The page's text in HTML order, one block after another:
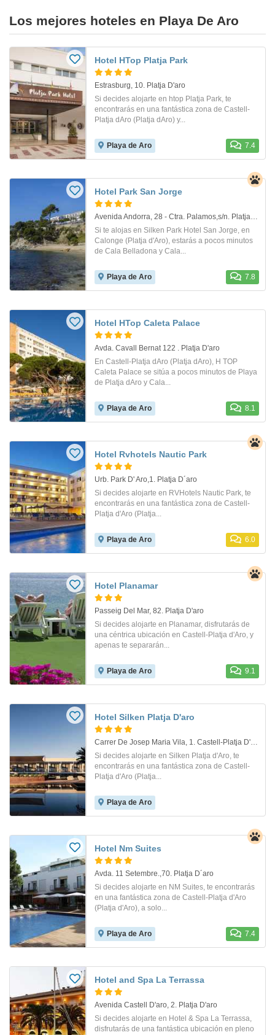
Los mejores hoteles en Playa De Aro
Hotel HTop Platja Park
Estrasburg, 10. Platja D'aro
Si decides alojarte en htop Platja Park, te
encontrarás en una fantástica zona de Castell-
Platja dAro (Platja dAro) y...
Playa de Aro 7.4
Hotel Park San Jorge
Avenida Andorra, 28 - Ctra. Palamos,s/n. Platja D´aro
Si te alojas en Silken Park Hotel San Jorge, en
Calonge (Platja d'Aro), estarás a pocos minutos
de Cala Belladona y Cala...
Playa de Aro 7.8
Hotel HTop Caleta Palace
Avda. Cavall Bernat 122 . Platja D'aro
En Castell-Platja dAro (Platja dAro), H TOP
Caleta Palace se sitúa a pocos minutos de Playa
de Platja dAro y Cala...
Playa de Aro 8.1
Hotel Rvhotels Nautic Park
Urb. Park D' Aro,1. Platja D´aro
Si decides alojarte en RVHotels Nautic Park, te
encontrarás en una fantástica zona de Castell-
Platja d'Aro (Platja...
Playa de Aro 6.0
Hotel Planamar
Passeig Del Mar, 82. Platja D'aro
Si decides alojarte en Planamar, disfrutarás de
una céntrica ubicación en Castell-Platja d'Aro, y
apenas te separarán...
Playa de Aro 9.1
Hotel Silken Platja D'aro
Carrer De Josep Maria Vila, 1. Castell-Platja D'aro
Si decides alojarte en Silken Platja d'Aro, te
encontrarás en una fantástica zona de Castell-
Platja d'Aro (Platja...
Playa de Aro
Hotel Nm Suites
Avda. 11 Setembre.,70. Platja D´aro
Si decides alojarte en NM Suites, te encontrarás
en una fantástica zona de Castell-Platja d'Aro
(Platja d'Aro), a solo...
Playa de Aro 7.4
Hotel and Spa La Terrassa
Avenida Castell D'aro, 2. Platja D'aro
Si decides alojarte en Hotel & Spa La Terrassa,
disfrutarás de una fantástica ubicación en pleno